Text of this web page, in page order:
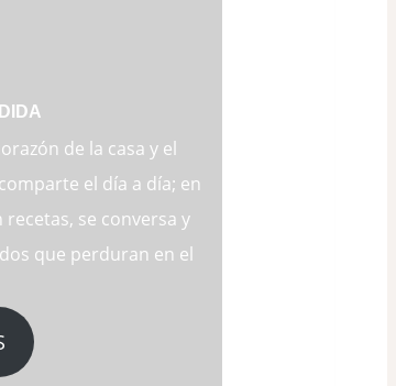
de la casa y el
el día a día; en
se conversa y
que perduran en el